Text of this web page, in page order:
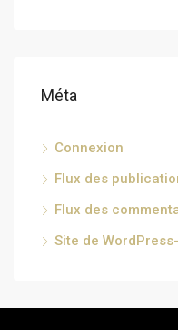
Méta
Connexion
Flux des
Flux des
Site de